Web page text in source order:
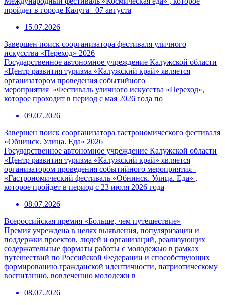
пройдет в городе Калуга 07 августа
15.07.2026
Завершен поиск соорганизатора фестиваля уличного
искусства «Переход» 2026
Государственное автономное учреждение Калужской области
«Центр развития туризма «Калужский край» является
организатором проведения событийного
мероприятия «Фестиваль уличного искусства «Переход»,
которое проходит в период с мая 2026 года по
09.07.2026
Завершен поиск соорганизатора гастрономического фестиваля
«Обнинск. Улица. Еда» 2026
Государственное автономное учреждение Калужской области
«Центр развития туризма «Калужский край» является
организатором проведения событийного мероприятия
«Гастрономический фестиваль «Обнинск. Улица. Еда» ,
которое пройдет в период с 23 июля 2026 года
08.07.2026
Всероссийская премия «Больше, чем путешествие»
Премия учреждена в целях выявления, популяризации и
поддержки проектов, людей и организаций, реализующих
содержательные форматы работы с молодежью в рамках
путешествий по Российской Федерации и способствующих
формированию гражданской идентичности, патриотическому
воспитанию, вовлечению молодежи в
08.07.2026